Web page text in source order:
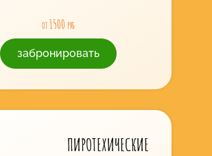
от 1500 руб
забронировать
ПИРОТЕХИЧЕСКИЕ